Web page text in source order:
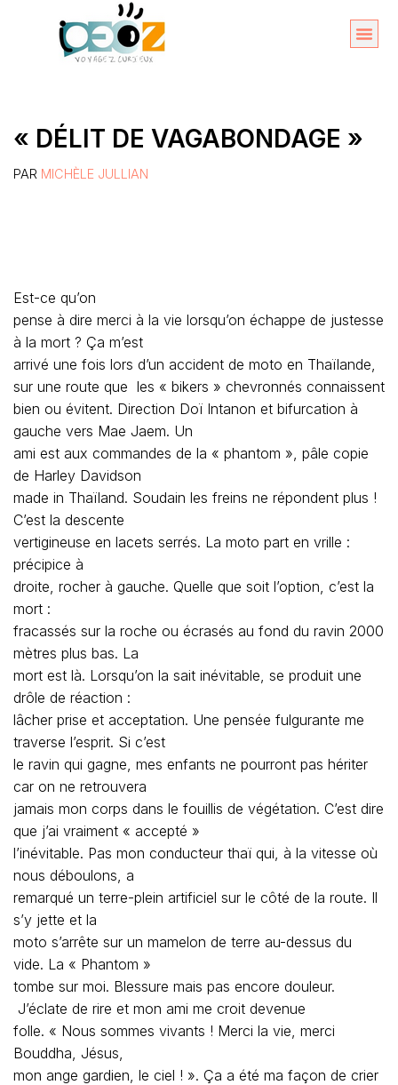
« DÉLIT DE VAGABONDAGE »
PAR MICHÈLE JULLIAN
Est-ce qu’on
pense à dire merci à la vie lorsqu’on échappe de justesse
à la mort ? Ça m’est
arrivé une fois lors d’un accident de moto en Thaïlande,
sur une route que les « bikers » chevronnés connaissent
bien ou évitent. Direction Doï Intanon et bifurcation à
gauche vers Mae Jaem. Un
ami est aux commandes de la « phantom », pâle copie
de Harley Davidson
made in Thaïland. Soudain les freins ne répondent plus !
C’est la descente
vertigineuse en lacets serrés. La moto part en vrille :
précipice à
droite, rocher à gauche. Quelle que soit l’option, c’est la
mort :
fracassés sur la roche ou écrasés au fond du ravin 2000
mètres plus bas. La
mort est là. Lorsqu’on la sait inévitable, se produit une
drôle de réaction :
lâcher prise et acceptation. Une pensée fulgurante me
traverse l’esprit. Si c’est
le ravin qui gagne, mes enfants ne pourront pas hériter
car on ne retrouvera
jamais mon corps dans le fouillis de végétation. C’est dire
que j’ai vraiment « accepté »
l’inévitable. Pas mon conducteur thaï qui, à la vitesse où
nous déboulons, a
remarqué un terre-plein artificiel sur le côté de la route. Il
s’y jette et la
moto s’arrête sur un mamelon de terre au-dessus du
vide. La « Phantom »
tombe sur moi. Blessure mais pas encore douleur.
J’éclate de rire et mon ami me croit devenue
folle. « Nous sommes vivants ! Merci la vie, merci
Bouddha, Jésus,
mon ange gardien, le ciel ! ». Ça a été ma façon de crier